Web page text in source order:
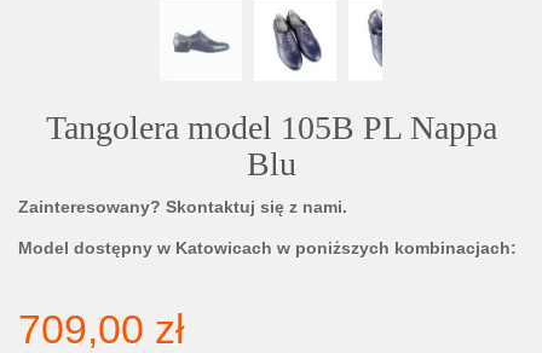
Tangolera model 105B PL Nappa
Blu
Zainteresowany? Skontaktuj się z nami.
Model dostępny w Katowicach w poniższych kombinacjach:
709,00 zł